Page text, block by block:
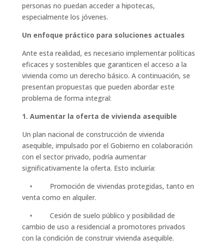
personas no puedan acceder a hipotecas,
especialmente los jóvenes.
Un enfoque práctico para soluciones actuales
Ante esta realidad, es necesario implementar políticas
eficaces y sostenibles que garanticen el acceso a la
vivienda como un derecho básico. A continuación, se
presentan propuestas que pueden abordar este
problema de forma integral:
1. Aumentar la oferta de vivienda asequible
Un plan nacional de construcción de vivienda
asequible, impulsado por el Gobierno en colaboración
con el sector privado, podría aumentar
significativamente la oferta. Esto incluiría:
• Promoción de viviendas protegidas, tanto en
venta como en alquiler.
• Cesión de suelo público y posibilidad de
cambio de uso a residencial a promotores privados
con la condición de construir vivienda asequible.